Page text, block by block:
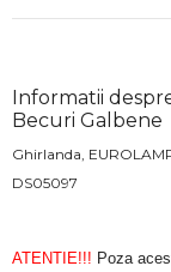
Informatii
Becuri Galbene
Ghirlanda,
DS05097
ATENTIE!!! Poza